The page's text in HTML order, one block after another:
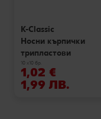
K-Classic
Носни кърпички
трипластови
10 x10 бр.
1,02 €
1,99 ЛВ.